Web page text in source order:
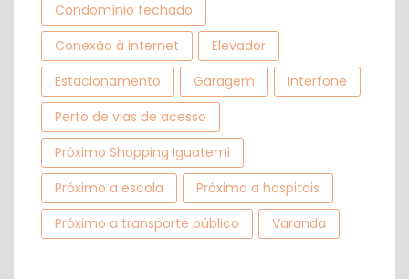
Condomínio fechado
Conexão à internet
Elevador
Estacionamento
Garagem
Interfone
Perto de vias de acesso
Próximo Shopping Iguatemi
Próximo a escola
Próximo a hospitais
Próximo a transporte público
Varanda